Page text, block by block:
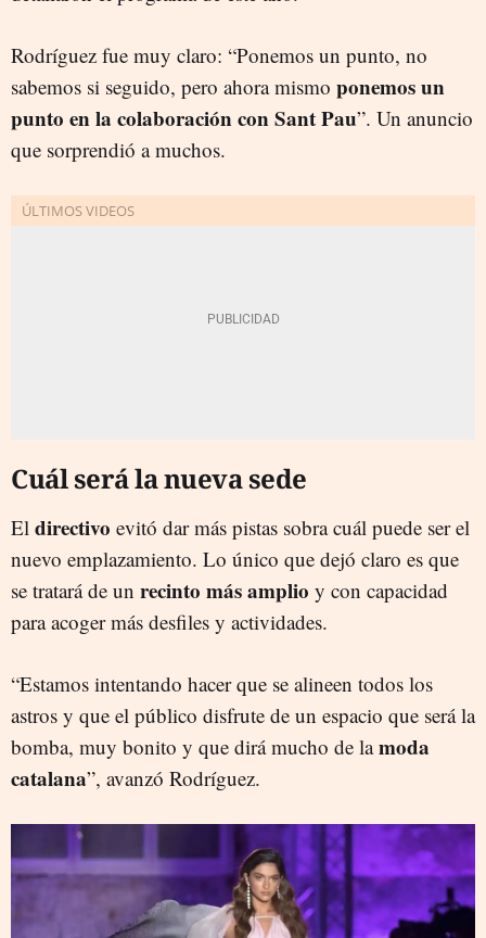
Rodríguez fue muy claro: “Ponemos un punto, no
sabemos si seguido, pero ahora mismo ponemos un
punto en la colaboración con Sant Pau”. Un anuncio
que sorprendió a muchos.
Cuál será la nueva sede
El directivo evitó dar más pistas sobra cuál puede ser el
nuevo emplazamiento. Lo único que dejó claro es que
se tratará de un recinto más amplio y con capacidad
para acoger más desfiles y actividades.
“Estamos intentando hacer que se alineen todos los
astros y que el público disfrute de un espacio que será la
bomba, muy bonito y que dirá mucho de lamoda
catalana”, avanzó Rodríguez.